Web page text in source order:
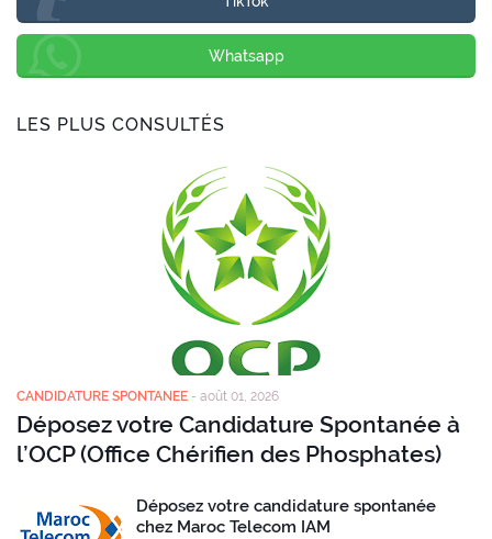
Whatsapp
LES PLUS CONSULTÉS
CANDIDATURE SPONTANEE - août 01, 2026
Déposez votre Candidature Spontanée à
l’OCP (Office Chérifien des Phosphates)
Déposez votre candidature spontanée
chez Maroc Telecom IAM